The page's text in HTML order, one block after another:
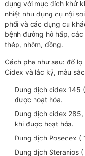
dụng với mục đích khử
nhiệt như dụng cụ nội
phổi và các dụng cụ
bệnh đường hô hấp,
thép, nhôm, đồng.
Cách pha như sau: đổ
Cidex và lắc kỹ, màu
Dung dịch cidex 145
được hoạt hóa.
Dung dịch cidex
khi được hoạt hóa.
Dung dịch Posedex (
Dung dịch Steranios